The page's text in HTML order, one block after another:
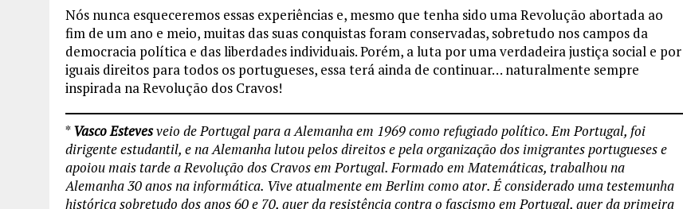
Nós nunca esqueceremos essas experiências e, mesmo que tenha sido uma Revolução abortada ao
fim de um ano e meio, muitas das suas conquistas foram conservadas, sobretudo nos campos da
democracia política e das liberdades individuais. Porém, a luta por uma verdadeira justiça social e por
iguais direitos para todos os portugueses, essa terá ainda de continuar… naturalmente sempre
inspirada na Revolução dos Cravos!
*Vasco Estevesveio de Portugal para a Alemanha em 1969 como refugiado político. Em Portugal, foi
dirigente estudantil, e na Alemanha lutou pelos direitos e pela organização dos imigrantes portugueses e
apoiou mais tarde a Revolução dos Cravos em Portugal. Formado em Matemáticas, trabalhou na
Alemanha 30 anos na informática. Vive atualmente em Berlim como ator. É considerado uma testemunha
histórica sobretudo dos anos 60 e 70, quer da resistência contra o fascismo em Portugal, quer da primeira